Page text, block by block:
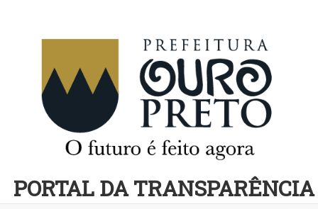
PORTAL DA TRANSPARÊNCIA